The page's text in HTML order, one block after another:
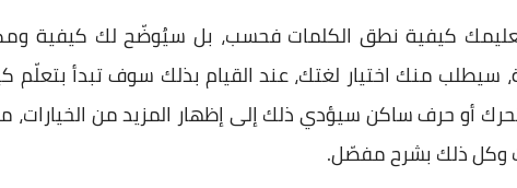
كيفية نطق الكلمات فحسب، بل سيُوضّح لك كيفية
سيطلب منك اختيار لغتك، عند القيام بذلك سوف تبدأ
أو حرف ساكن سيؤدي ذلك إلى إظهار المزيد من
وكل ذلك بشرح مفصّل.